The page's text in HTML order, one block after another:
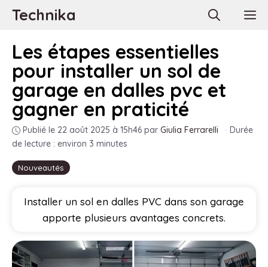
AllerTechnika
Nouveautés
Les étapes essentielles
pour installer un sol de
garage en dalles pvc et
gagner en praticité
Publié le 22 août 2025 à 15h46 par Giulia Ferrarelli · Durée
de lecture : environ 3 minutes
Installer un sol en dalles PVC dans son garage
apporte plusieurs avantages concrets.